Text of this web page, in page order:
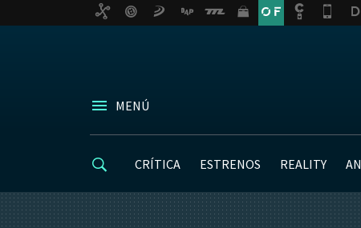
MENÚ
CRÍTICA ESTRENOS REALITY